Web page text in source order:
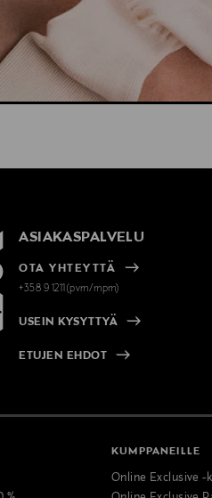
ASIAKASPALVELU
OTA YHTEYTTÄ
+358 9 1211(pvm/mpm)
USEIN KYSYTTYÄ
ETUJEN EHDOT
KUMPPANEILLE
Online Exclusive -